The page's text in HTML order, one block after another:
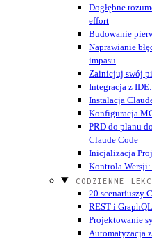
Dogłębne
effort
Budowanie
Naprawianie
impasu
Zainicjuj swój
Integracja z
Instalacja
Konfiguracja
PRD do planu
Claude Code
Inicjalizacja
Kontrola
CODZIENNE
20 scenariuszy
REST i
Projektowanie
Automatyzacja